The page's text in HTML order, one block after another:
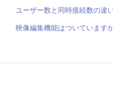
ユーザー数と同時接続数の違
映像編集機能はついています